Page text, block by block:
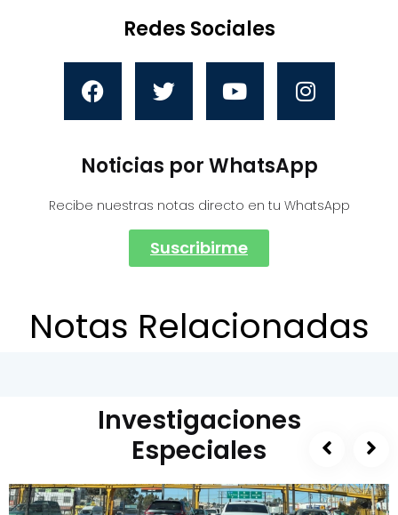
Redes Sociales
Noticias por WhatsApp
Recibe nuestras notas directo en tu WhatsApp
Suscribirme
Notas Relacionadas
Investigaciones
Especiales